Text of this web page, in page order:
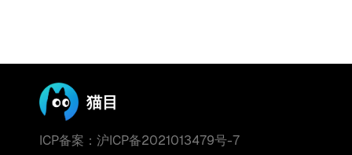
猫目
ICP备案：沪ICP备2021013479号-7